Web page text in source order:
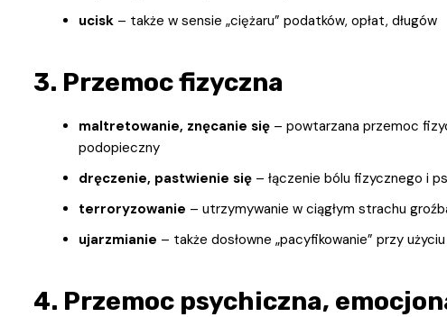
ucisk – także w sensie „ciężaru” podatków, opłat, długów
3. Przemoc fizyczna
maltretowanie, znęcanie się – powtarzana przemoc
podopieczny
dręczenie, pastwienie się – łączenie bólu fizycznego i
terroryzowanie – utrzymywanie w ciągłym strachu
ujarzmianie – także dosłowne „pacyfikowanie” przy użyciu
4. Przemoc psychiczna,